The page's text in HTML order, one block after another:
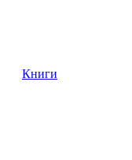
Книги